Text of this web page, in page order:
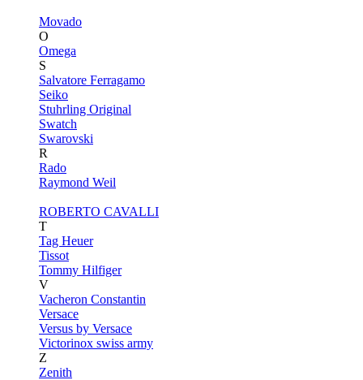
Movado
O
Omega
S
Salvatore Ferragamo
Seiko
Stuhrling Original
Swatch
Swarovski
R
Rado
Raymond Weil
ROBERTO CAVALLI
T
Tag Heuer
Tissot
Tommy Hilfiger
V
Vacheron Constantin
Versace
Versus by Versace
Victorinox swiss army
Z
Zenith